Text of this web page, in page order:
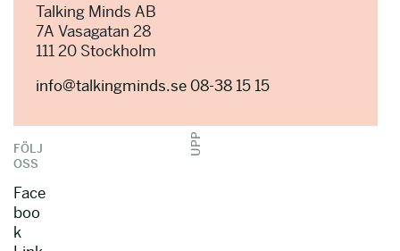
Talking Minds AB
7A Vasagatan 28
111 20 Stockholm
info@talkingminds.se08-38 15 15
UPP
FÖLJ
OSS
Face
boo
k